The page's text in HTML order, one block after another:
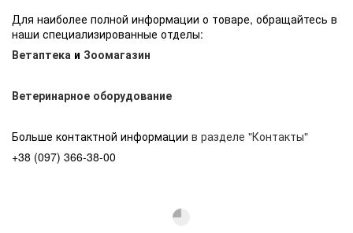
Для наиболее полной информации о товаре, обращайтесь в
наши специализированные отделы:
Ветаптека и Зоомагазин
Ветеринарное оборудование
Больше контактной информации в разделе "Контакты"
+38 (097) 366-38-00